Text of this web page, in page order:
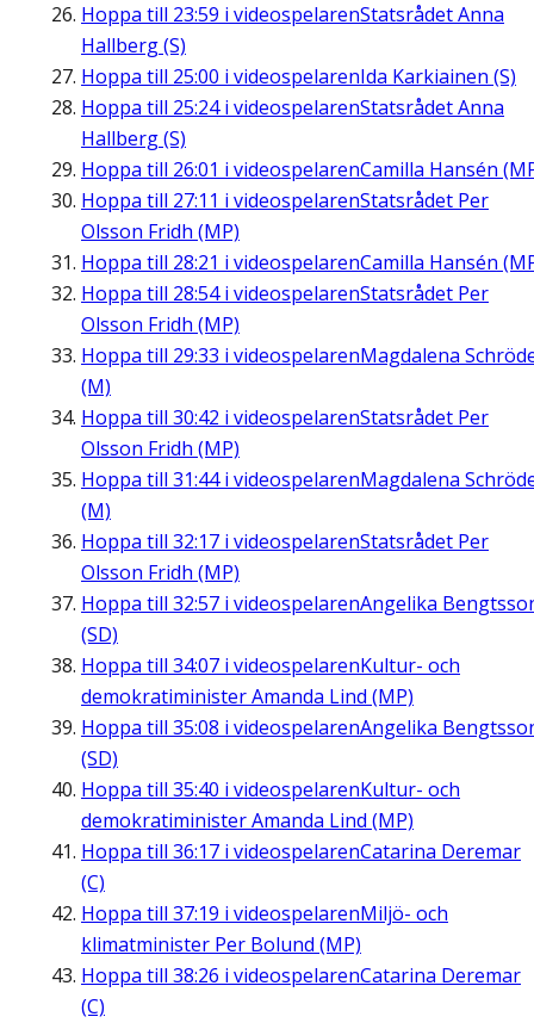
Hoppa till 23:59 i videospelarenStatsrådet Anna
Hallberg (S)
Hoppa till 25:00 i videospelarenIda Karkiainen (S)
Hoppa till 25:24i videospelarenStatsrådet Anna
Hallberg (S)
Hoppa till 26:01 i videospelarenCamilla Hansén
Hoppa till 27:11 i videospelarenStatsrådet Per
Olsson Fridh (MP)
Hoppa till 28:21 i videospelarenCamilla Hansén
Hoppa till 28:54i videospelarenStatsrådet Per
Olsson Fridh (MP)
Hoppa till 29:33 i videospelarenMagdalena
(M)
Hoppa till 30:42 i videospelarenStatsrådet Per
Olsson Fridh (MP)
Hoppa till 31:44i videospelarenMagdalena
(M)
Hoppa till 32:17 i videospelarenStatsrådet Per
Olsson Fridh (MP)
Hoppa till 32:57 i videospelarenAngelika
(SD)
Hoppa till 34:07 i videospelarenKultur- och
demokratiminister Amanda Lind (MP)
Hoppa till 35:08 i videospelarenAngelika
(SD)
Hoppa till 35:40 i videospelarenKultur- och
demokratiminister Amanda Lind (MP)
Hoppa till 36:17 i videospelarenCatarina Deremar
(C)
Hoppa till 37:19 i videospelarenMiljö- och
klimatminister Per Bolund (MP)
Hoppa till 38:26 i videospelarenCatarina Deremar
(C)